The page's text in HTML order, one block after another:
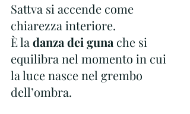
Sattva si accende come
chiarezza interiore.
È la danza dei guna che si
equilibra nel momento in cui
la luce nasce nel grembo
dell’ombra.